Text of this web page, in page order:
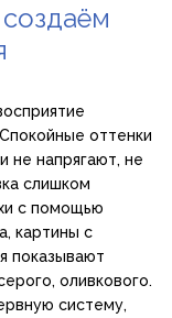
оттенки
не напрягают, не
слишком
с помощью
картины с
показывают
оливкового.
систему,